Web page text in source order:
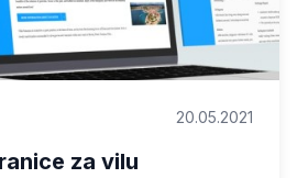
20.05.2021
za vilu